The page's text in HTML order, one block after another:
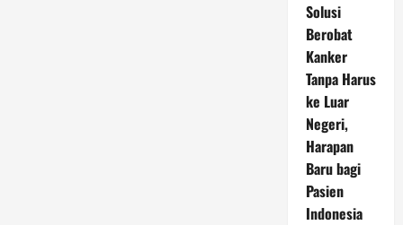
Solusi
Berobat
Kanker
Tanpa Harus
ke Luar
Negeri,
Harapan
Baru bagi
Pasien
Indonesia